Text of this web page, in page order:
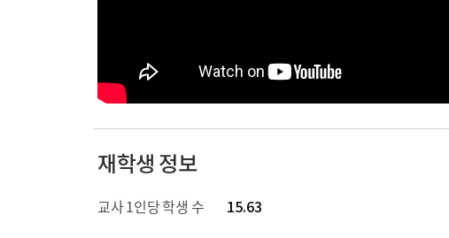
재학생 정보
교사 1인당 학생 수
15.63